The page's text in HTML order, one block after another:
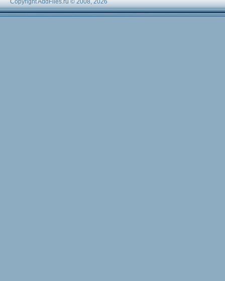
Copyright AddFiles.ru © 2008, 2026